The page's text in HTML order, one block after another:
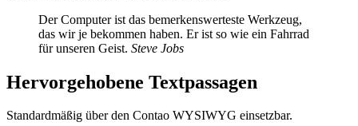
Der Computer ist das bemerkenswerteste Werkzeug,
das wir je bekommen haben. Er ist so wie ein Fahrrad
für unseren Geist. Steve Jobs
Hervorgehobene Textpassagen
Standardmäßig über den Contao WYSIWYG einsetzbar.